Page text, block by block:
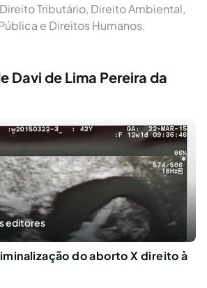
Tributário, Direito Ambiental,
e Direitos Humanos.
Davi de Lima Pereira da
editores
do aborto X direito à